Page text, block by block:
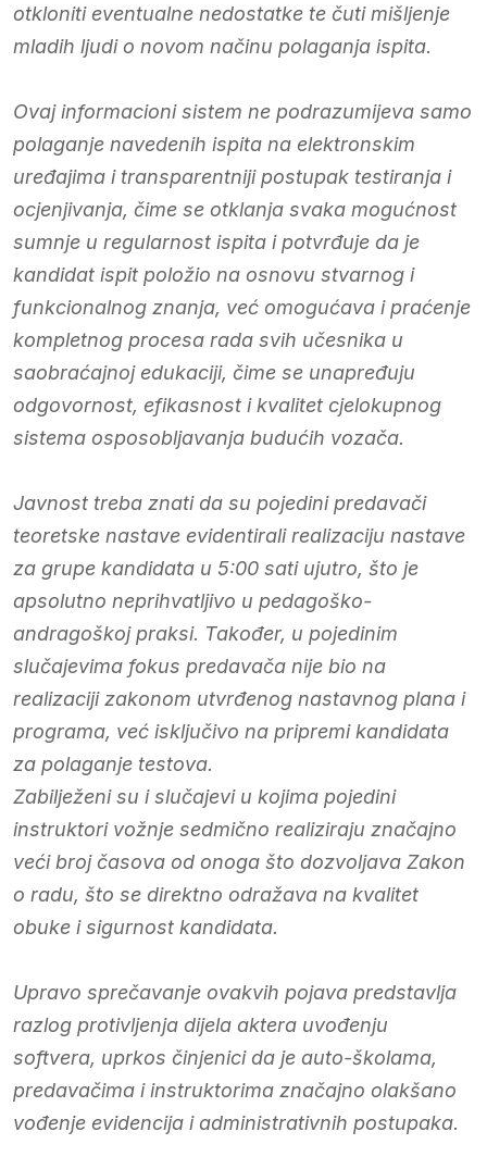
otkloniti eventualne nedostatke te čuti mišljenje
mladih ljudi o novom načinu polaganja ispita.
Ovaj informacioni sistem ne podrazumijeva samo
polaganje navedenih ispita na elektronskim
uređajima i transparentniji postupak testiranja i
ocjenjivanja, čime se otklanja svaka mogućnost
sumnje u regularnost ispita i potvrđuje da je
kandidat ispit položio na osnovu stvarnog i
funkcionalnog znanja, već omogućava i praćenje
kompletnog procesa rada svih učesnika u
saobraćajnoj edukaciji, čime se unapređuju
odgovornost, efikasnost i kvalitet cjelokupnog
sistema osposobljavanja budućih vozača.
Javnost treba znati da su pojedini predavači
teoretske nastave evidentirali realizaciju nastave
za grupe kandidata u 5:00 sati ujutro, što je
apsolutno neprihvatljivo u pedagoško-
andragoškoj praksi. Također, u pojedinim
slučajevima fokus predavača nije bio na
realizaciji zakonom utvrđenog nastavnog plana i
programa, već isključivo na pripremi kandidata
za polaganje testova.
Zabilježeni su i slučajevi u kojima pojedini
instruktori vožnje sedmično realiziraju značajno
veći broj časova od onoga što dozvoljava Zakon
o radu, što se direktno odražava na kvalitet
obuke i sigurnost kandidata.
Upravo sprečavanje ovakvih pojava predstavlja
razlog protivljenja dijela aktera uvođenju
softvera, uprkos činjenici da je auto-školama,
predavačima i instruktorima značajno olakšano
vođenje evidencija i administrativnih postupaka.